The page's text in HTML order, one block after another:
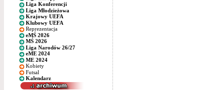
Liga Konferencji
Liga Młodzieżowa
Krajowy UEFA
Klubowy UEFA
Reprezentacja
eMŚ 2026
MŚ 2026
Liga Narodów 26/27
eME 2024
ME 2024
Kobiety
Futsal
Kalendarz